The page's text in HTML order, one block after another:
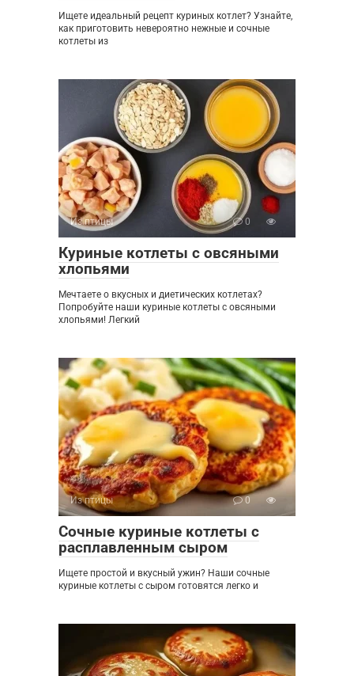
Ищете идеальный рецепт куриных котлет? Узнайте,
как приготовить невероятно нежные и сочные
котлеты из
Из птицы 0
Куриные котлеты с овсяными
хлопьями
Мечтаете о вкусных и диетических котлетах?
Попробуйте наши куриные котлеты с овсяными
хлопьями! Легкий
Из птицы 0
Сочные куриные котлеты с
расплавленным сыром
Ищете простой и вкусный ужин? Наши сочные
куриные котлеты с сыром готовятся легко и